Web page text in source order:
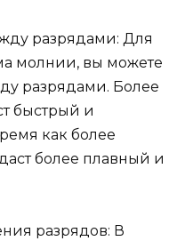
разрядами: Для
молнии, вы можете
разрядами. Более
быстрый и
как более
более плавный и
разрядов: В